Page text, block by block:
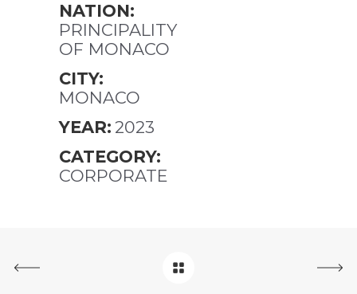
NATION:
PRINCIPALITY
OF MONACO
CITY:
MONACO
YEAR: 2023
CATEGORY:
CORPORATE